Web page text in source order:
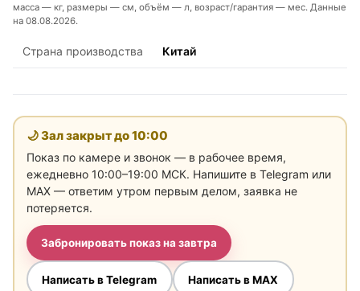
масса — кг, размеры — см, объём — л, возраст/гарантия — мес. Данные
на 08.08.2026.
Страна производства Китай
🌙 Зал закрыт до10:00
Показ по камере и звонок — в рабочее время,
ежедневно 10:00–19:00 МСК. Напишите в Telegram или
MAX — ответим утром первым делом, заявка не
потеряется.
Забронировать показ на завтра
Написать в Telegram Написать в MAX